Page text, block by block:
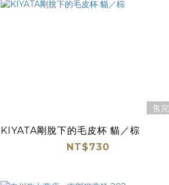
售完
KIYATA剛脫下的毛皮杯 貓／棕
NT$730